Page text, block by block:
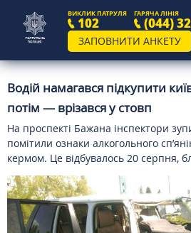
ВИКЛИК ПАТРУЛЯ
102
ГАРЯЧА ЛІНІЯ
(044)
ЗАПОВНИТИ АНКЕТУ
Водій намагався підкупити
потім — врізався у стовп
На проспекті Бажана інспектори
помітили ознаки алкогольного
кермом. Це відбувалось 20 серпня,